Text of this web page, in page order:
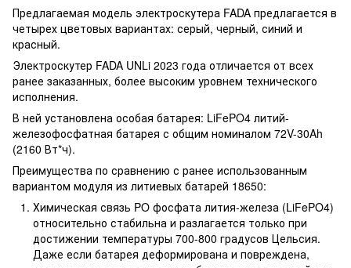
Предлагаемая модель электроскутера FADA предлагается в
четырех цветовых вариантах: серый, черный, синий и
красный.
Электроскутер FADA UNLi 2023 года отличается от всех
ранее заказанных, более высоким уровнем технического
исполнения.
В ней установлена особая батарея: LiFePO4 литий-
железофосфатная батарея с общим номиналом 72V-30Ah
(2160 Вт*ч).
Преимущества по сравнению с ранее использованным
вариантом модуля из литиевых батарей 18650:
Химическая связь PO фосфата лития-железа (LiFePO4)
относительно стабильна и разлагается только при
достижении температуры 700-800 градусов Цельсия.
Даже если батарея деформирована и повреждена,